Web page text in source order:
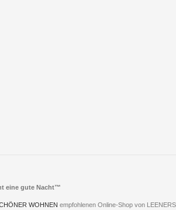
eine gute Nacht™
WOHNEN empfohlenen Online-Shop von